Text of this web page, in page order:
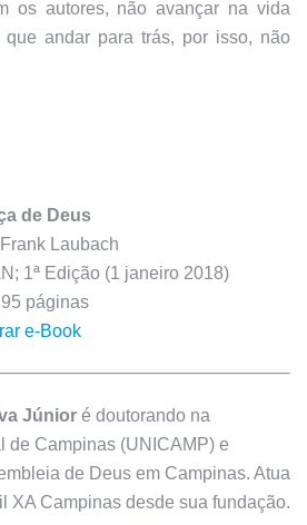
os autores, não avançar na vida
andar para trás, por isso, não
de Deus
Laubach
1ª Edição (1 janeiro 2018)
95 páginas
e-Book
Júnior é doutorando na
de Campinas (UNICAMP) e
de Deus em Campinas. Atua
XA Campinas desde sua fundação.